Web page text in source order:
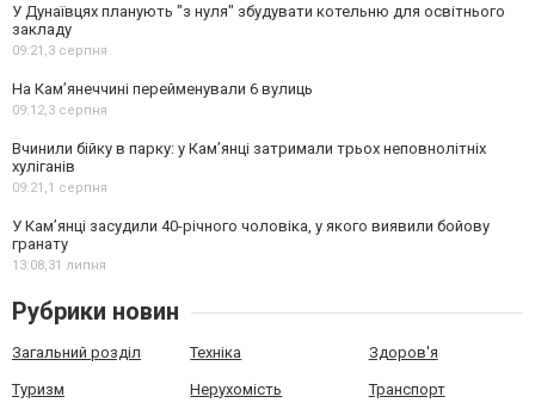
У Дунаївцях планують "з нуля" збудувати котельню для освітнього
закладу
09:21,3 серпня
На Камʼянеччині перейменували 6 вулиць
09:12,3 серпня
Вчинили бійку в парку: у Кам’янці затримали трьох неповнолітніх
хуліганів
09:21,1 серпня
У Камʼянці засудили 40-річного чоловіка, у якого виявили бойову
гранату
13:08,31 липня
Рубрики новин
Загальний розділ Техніка Здоров'я
Туризм Нерухомість Транспорт